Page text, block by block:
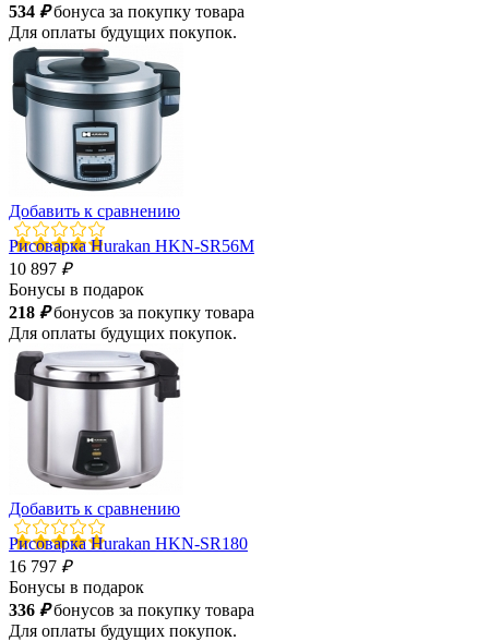
534 ₽бонуса за покупку товара
Для оплаты будущих покупок.
Добавить к сравнению
Рисоварка Hurakan HKN-SR56M
10 897 ₽
Бонусы в подарок
218 ₽бонусов за покупку товара
Для оплаты будущих покупок.
Добавить к сравнению
Рисоварка Hurakan HKN-SR180
16 797 ₽
Бонусы в подарок
336 ₽бонусов за покупку товара
Для оплаты будущих покупок.